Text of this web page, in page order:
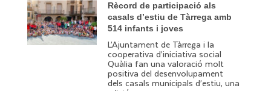
Rècord de participació als
casals d’estiu de Tàrrega amb
514 infants i joves
L’Ajuntament de Tàrrega i la
cooperativa d’iniciativa social
Quàlia fan una valoració molt
positiva del desenvolupament
dels casals municipals d’estiu, una